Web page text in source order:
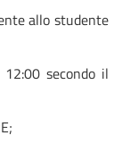
allo studente
secondo il